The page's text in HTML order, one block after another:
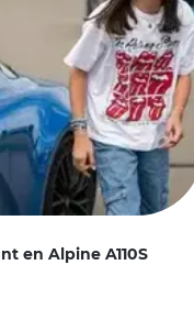
en Alpine A110S